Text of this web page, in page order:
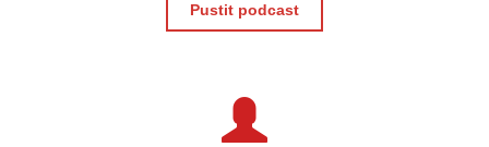
Pustit podcast